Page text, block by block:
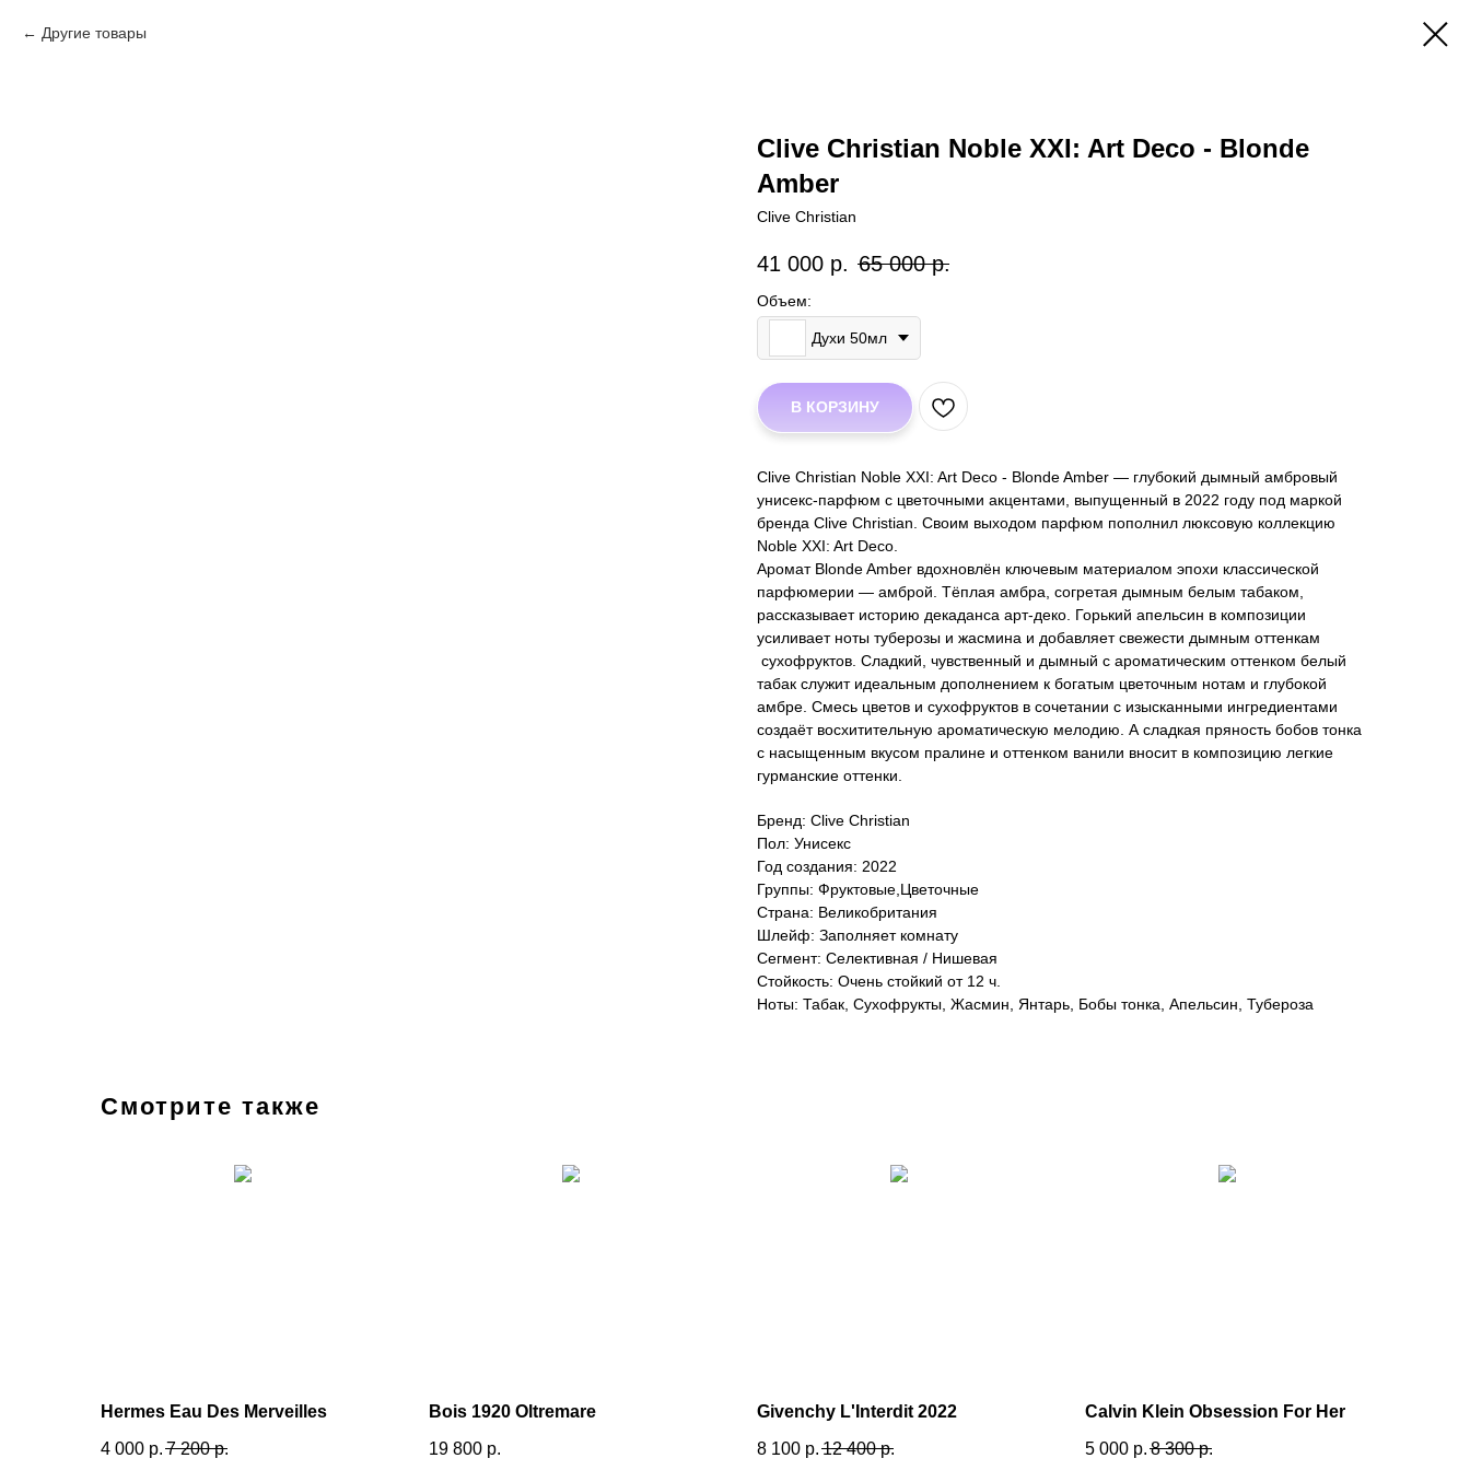
Другие товары
Clive Christian Noble XXI: Art Deco - Blonde
Amber
Clive Christian
41 000 р. 65 000 р.
Объем:
Духи 50мл
В КОРЗИНУ
Clive Christian Noble XXI: Art Deco - Blonde Amber — глубокий дымный амбровый
унисекс-парфюм с цветочными акцентами, выпущенный в 2022 году под маркой
бренда Clive Christian. Своим выходом парфюм пополнил люксовую коллекцию
Noble XXI: Art Deco.
Аромат Blonde Amber вдохновлён ключевым материалом эпохи классической
парфюмерии — амброй. Тёплая амбра, согретая дымным белым табаком,
рассказывает историю декаданса арт-деко. Горький апельсин в композиции
усиливает ноты туберозы и жасмина и добавляет свежести дымным оттенкам
сухофруктов. Сладкий, чувственный и дымный с ароматическим оттенком белый
табак служит идеальным дополнением к богатым цветочным нотам и глубокой
амбре. Смесь цветов и сухофруктов в сочетании с изысканными ингредиентами
создаёт восхитительную ароматическую мелодию. А сладкая пряность бобов тонка
с насыщенным вкусом пралине и оттенком ванили вносит в композицию легкие
гурманские оттенки.
Бренд: Clive Christian
Пол: Унисекс
Год создания: 2022
Группы: Фруктовые,Цветочные
Страна: Великобритания
Шлейф: Заполняет комнату
Сегмент: Селективная / Нишевая
Стойкость: Очень стойкий от 12 ч.
Ноты: Табак, Сухофрукты, Жасмин, Янтарь, Бобы тонка, Апельсин, Тубероза
Смотрите также
Hermes Eau Des Merveilles
4 000 р. 7 200 р.
Bois 1920 Oltremare
19 800 р.
Givenchy L'Interdit 2022
8 100 р. 12 400 р.
Calvin Klein Obsession For Her
5 000 р. 8 300 р.